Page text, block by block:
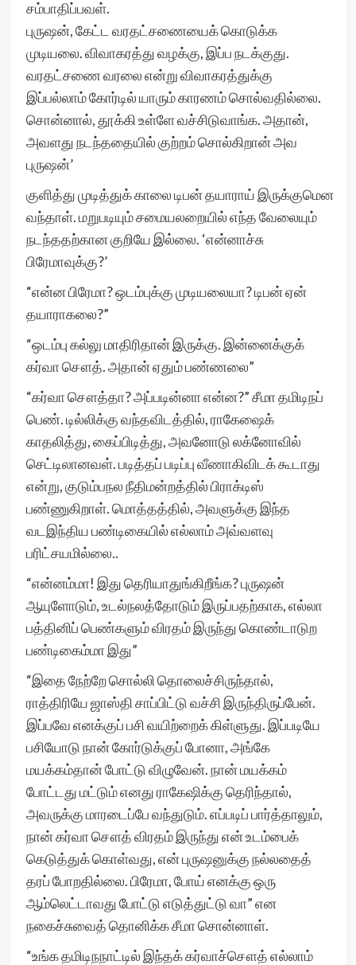
சம்பாதிப்பவள்.
புருஷன், கேட்ட வரதட்சணையைக் கொடுக்க
முடியலை. விவாகரத்து வழக்கு, இப்ப நடக்குது.
வரதட்சணை வரலை என்று விவாகரத்துக்கு
இப்பல்லாம் கோர்டில் யாரும் காரணம் சொல்வதில்லை.
சொன்னால், தூக்கி உள்ளே வச்சிடுவாங்க. அதான்,
அவளது நடந்ததையில் குற்றம் சொல்கிறான் அவ
புருஷன்’
குளித்து முடித்துக் காலை டிபன் தயாராய் இருக்குமென
வந்தாள். மறுபடியும் சமையலறையில் எந்த வேலையும்
நடந்ததற்கான குறியே இல்லை. ‘என்னாச்சு
பிரேமாவுக்கு?’
“என்ன பிரேமா? ஒடம்புக்கு முடியலையா? டிபன் ஏன்
தயாராகலை?”
“ஒடம்பு கல்லு மாதிரிதான் இருக்கு. இன்னைக்குக்
கர்வா சௌத். அதான் ஏதும் பண்ணலை”
“கர்வா சௌத்தா? அப்படின்னா என்ன?” சீமா தமிடிநப்
பெண். டில்லிக்கு வந்தவிடத்தில், ராகேஷைக்
காதலித்து, கைப்பிடித்து, அவனோடு லக்னோவில்
செட்டிலானவள். படித்தப் படிப்பு வீணாகிவிடக் கூடாது
என்று, குடும்பநல நீதிமன்றத்தில் பிராக்டிஸ்
பண்ணுகிறாள். மொத்தத்தில், அவளுக்கு இந்த
வடஇந்திய பண்டிகையில் எல்லாம் அவ்வளவு
பரிட்சயமில்லை..
“என்னம்மா! இது தெரியாதுங்கிறீங்க? புருஷன்
ஆயுளோடும், உடல்நலத்தோடும் இருப்பதற்காக, எல்லா
பத்தினிப் பெண்களும் விரதம் இருந்து கொண்டாடுற
பண்டிகைம்மா இது”
“இதை நேற்றே சொல்லி தொலைச்சிருந்தால்,
ராத்திரியே ஜாஸ்தி சாப்பிட்டு வச்சி இருந்திருப்பேன்.
இப்பவே எனக்குப் பசி வயிற்றைக் கிள்ளுது. இப்படியே
பசியோடு நான் கோர்டுக்குப் போனா, அங்கே
மயக்கம்தான் போட்டு விழுவேன். நான் மயக்கம்
போட்டது மட்டும் எனது ராகேஷிக்கு தெரிந்தால்,
அவருக்கு மாரடைப்பே வந்துடும். எப்படிப் பார்த்தாலும்,
நான் கர்வா சௌத் விரதம் இருந்து என் உடம்பைக்
கெடுத்துக் கொள்வது, என் புருஷனுக்கு நல்லதைத்
தரப் போறதில்லை. பிரேமா, போய் எனக்கு ஒரு
ஆம்லெட்டாவது போட்டு எடுத்துட்டு வா” என
நகைச்சுவைத் தொனிக்க சீமா சொன்னாள்.
“உங்க தமிடிநநாட்டில் இந்தக் கர்வாச்சௌத் எல்லாம்